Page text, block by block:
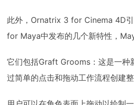
此外，Ornatrix 3 for Cinema 4D
for Maya中发布的几个新特性，
它们包括Graft Grooms：这是一种
过简单的点击和拖动工作流程创建整